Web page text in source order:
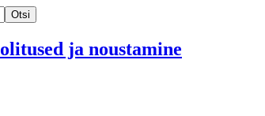
ja noustamine